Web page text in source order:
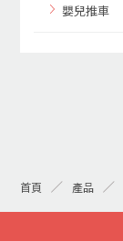
嬰兒推車
首頁 產品